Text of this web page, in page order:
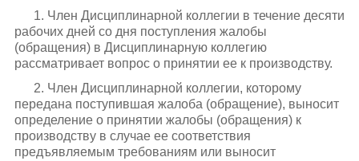
1. Член Дисциплинарной коллегии в течение десяти
рабочих дней со дня поступления жалобы
(обращения) в Дисциплинарную коллегию
рассматривает вопрос о принятии ее к производству.
2. Член Дисциплинарной коллегии, которому
передана поступившая жалоба (обращение), выносит
определение о принятии жалобы (обращения) к
производству в случае ее соответствия
предъявляемым требованиям или выносит